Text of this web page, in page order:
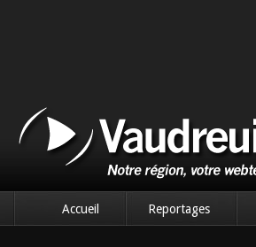
Accueil Reportages